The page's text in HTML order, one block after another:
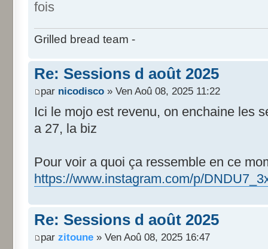
fois
Grilled bread team -
Re: Sessions d août 2025
par nicodisco » Ven Aoû 08, 2025 11:22
Ici le mojo est revenu, on enchaine les
a 27, la biz
Pour voir a quoi ça ressemble en ce
https://www.instagram.com/p/
Re: Sessions d août 2025
par zitoune » Ven Aoû 08, 2025 16:47